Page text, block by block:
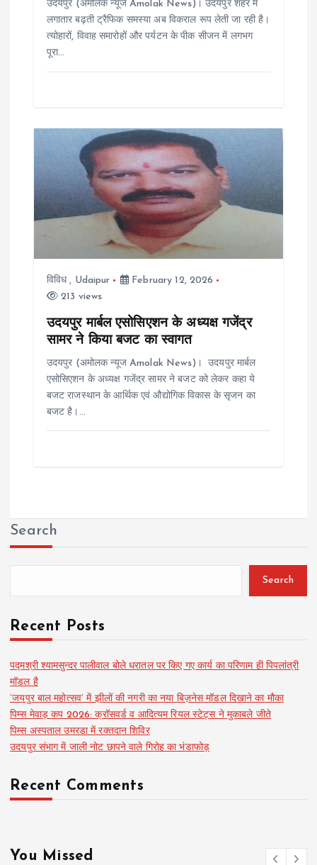
उदयपुर (अमोलक न्यूज Amolak News)। उदयपुर शहर में
लगातार बढ़ती ट्रैफिक समस्या अब विकराल रूप लेती जा रही है।
त्योहारों, विवाह समारोहों और पर्यटन के पीक सीजन में लगभग
पूरा…
विविध, Udaipur
February 12, 2026
213 views
उदयपुर मार्बल एसोसिएशन के अध्यक्ष गजेंद्र
सामर ने किया बजट का स्वागत
उदयपुर (अमोलक न्यूज Amolak News)। उदयपुर मार्बल
एसोसिएशन के अध्यक्ष गजेंद्र सामर ने बजट को लेकर कहा ये
बजट राजस्थान के आर्थिक एवं औद्योगिक विकास के सृजन का
बजट है।…
Search
Search
Recent Posts
पद्मश्री श्यामसुन्दर पालीवाल बोले धरातल पर किए गए कार्य का परिणाम ही पिपलांत्री
मॉडल है
‘जयपुर बाल महोत्सव’ में झीलों की नगरी का नया बिज़नेस मॉडल दिखाने का मौका
पिम्स मेवाड़ कप 2026: क्रॉसवर्ड व आदित्यम रियल स्टेट्स ने मुकाबले जीते
पिम्स अस्पताल उमरडा में रक्तदान शिविर
उदयपुर संभाग में जाली नोट छापने वाले गिरोह का भंडाफोड़
Recent Comments
You Missed